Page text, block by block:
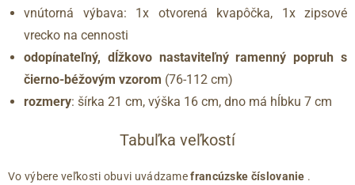
vnútorná výbava: 1x otvorená kvapôčka, 1x zipsové
vrecko na cennosti
odopínateľný, dĺžkovo nastaviteľný ramenný popruh s
čierno-béžovým vzorom (76-112 cm)
rozmery: šírka 21 cm, výška 16 cm, dno má hĺbku 7 cm
Tabuľka veľkostí
Vo výbere veľkosti obuvi uvádzamefrancúzske číslovanie .